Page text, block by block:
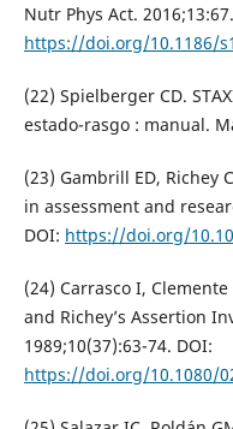
Nutr Phys Act.
https://doi.org/10.1186/
(22) Spielberger CD.
estado-rasgo : manual.
(23) Gambrill ED, Richey
in assessment and
DOI: https://doi.org/
(24) Carrasco I,
and Richey’s Assertion
1989;10(37):63-74. DOI:
https://doi.org/10.1080/